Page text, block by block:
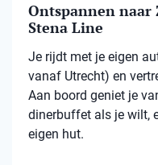
Ontspannen naar
Stena Line
Je rijdt met je eigen
vanaf Utrecht) en
Aan boord geniet je
dinerbuffet als je wilt,
eigen hut.